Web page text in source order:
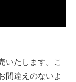
いたします。こ
間違えのないよ